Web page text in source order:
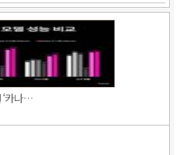
‘카나…